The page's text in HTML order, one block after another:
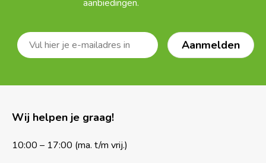
aanbiedingen.
Wij helpen je graag!
10:00 – 17:00 (ma. t/m vrij.)